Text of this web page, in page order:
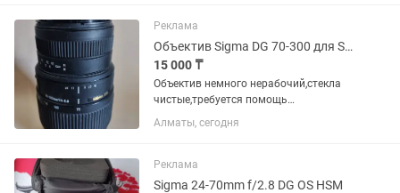
Реклама
Объектив Sigma DG 70-300 для Sony
15 000 ₸
Объектив немного нерабочий,стекла
чистые,требуется помощь
мастера,снимать в принципе можно в
ручной фокусировке
Алматы, сегодня
Реклама
Sigma 24-70mm f/2.8 DG OS HSM